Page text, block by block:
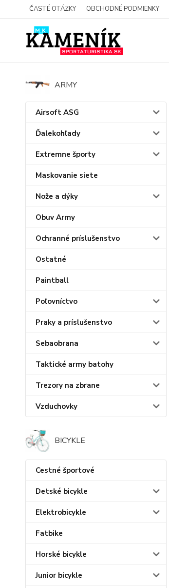
ČASTÉ OTÁZKY OBCHODNÉ PODMIENKY
ARMY
Airsoft ASG
Ďalekohľady
Extremne športy
Maskovanie siete
Nože a dýky
Obuv Army
Ochranné príslušenstvo
Ostatné
Paintball
Poľovníctvo
Praky a príslušenstvo
Sebaobrana
Taktické army batohy
Trezory na zbrane
Vzduchovky
BICYKLE
Cestné športové
Detské bicykle
Elektrobicykle
Fatbike
Horské bicykle
Junior bicykle